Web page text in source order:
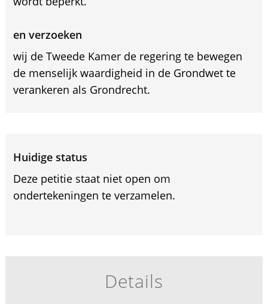
en verzoeken
wij de Tweede Kamer de regering te bewegen
de menselijk waardigheid in de Grondwet te
verankeren als Grondrecht.
Huidige status
Deze petitie staat niet open om
ondertekeningen te verzamelen.
Details